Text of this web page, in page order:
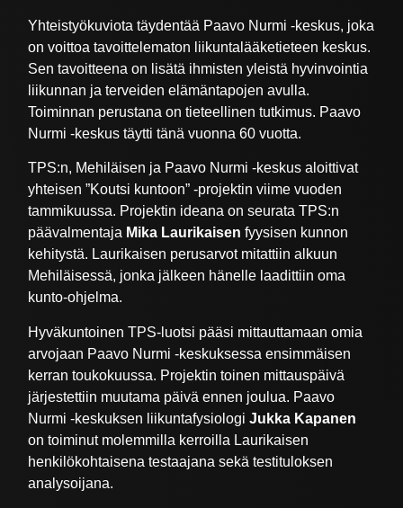
Yhteistyökuviota täydentää Paavo Nurmi -keskus, joka
on voittoa tavoittelematon liikuntalääketieteen keskus.
Sen tavoitteena on lisätä ihmisten yleistä hyvinvointia
liikunnan ja terveiden elämäntapojen avulla.
Toiminnan perustana on tieteellinen tutkimus. Paavo
Nurmi -keskus täytti tänä vuonna 60 vuotta.
TPS:n, Mehiläisen ja Paavo Nurmi -keskus aloittivat
yhteisen ”Koutsi kuntoon” -projektin viime vuoden
tammikuussa. Projektin ideana on seurata TPS:n
päävalmentaja Mika Laurikaisen fyysisen kunnon
kehitystä. Laurikaisen perusarvot mitattiin alkuun
Mehiläisessä, jonka jälkeen hänelle laadittiin oma
kunto-ohjelma.
Hyväkuntoinen TPS-luotsi pääsi mittauttamaan omia
arvojaan Paavo Nurmi -keskuksessa ensimmäisen
kerran toukokuussa. Projektin toinen mittauspäivä
järjestettiin muutama päivä ennen joulua. Paavo
Nurmi -keskuksen liikuntafysiologiJukka Kapanen
on toiminut molemmilla kerroilla Laurikaisen
henkilökohtaisena testaajana sekä testituloksen
analysoijana.